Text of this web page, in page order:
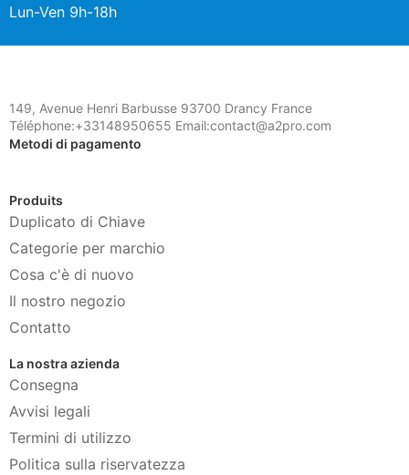
Lun-Ven 9h-18h
149, Avenue Henri Barbusse 93700 Drancy France
Téléphone:+33148950655 Email:contact@a2pro.com
Metodi di pagamento
Produits
Duplicato di Chiave
Categorie per marchio
Cosa c'è di nuovo
Il nostro negozio
Contatto
La nostra azienda
Consegna
Avvisi legali
Termini di utilizzo
Politica sulla riservatezza